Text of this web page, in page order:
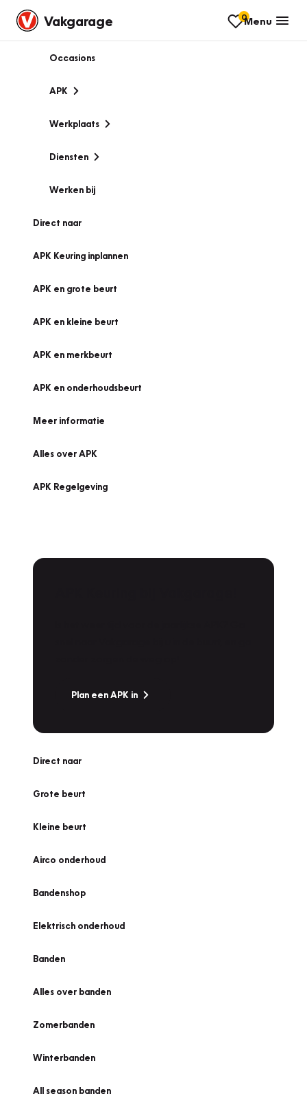
Vakgarage 0Menu
Occasions
APK
Werkplaats
Diensten
Werken bij
Direct naar
APK Keuring inplannen
APK en grote beurt
APK en kleine beurt
APK en merkbeurt
APK en onderhoudsbeurt
Meer informatie
Alles over APK
APK Regelgeving
Plan een APK in
Direct naar
Grote beurt
Kleine beurt
Airco onderhoud
Bandenshop
Elektrisch onderhoud
Banden
Alles over banden
Zomerbanden
Winterbanden
All season banden